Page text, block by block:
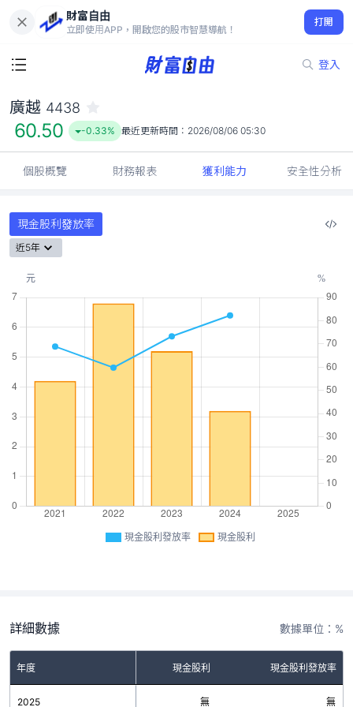
財富自由
立即使用APP，開啟您的股市智慧導航！
打開
登入
60.50
-0.33%
廣越 4438
60.50 -0.33% 最近更新時間： 2026/08/06 05:30
個股概覽 財務報表 獲利能力 安全性分析
現金股利發放率
近5年
現金股利發放率 現金股利
詳細數據 數據單位：%
年度 現金股利 現金股利發放率
2025 無 無